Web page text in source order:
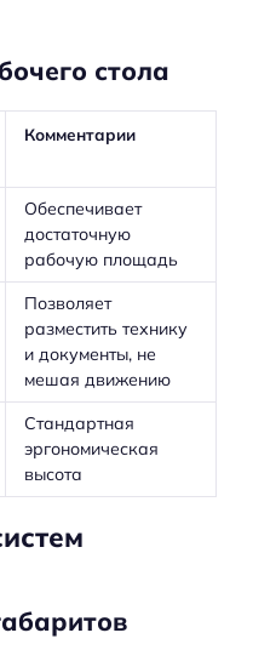
стола
Комментарии
Обеспечивает
достаточную
рабочую площадь
Позволяет
разместить технику
и документы, не
мешая движению
Стандартная
эргономическая
высота